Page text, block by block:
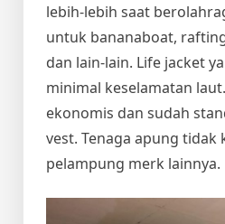
lebih-lebih saat
untuk bananaboat,
dan lain-lain. Life jacket
minimal keselamatan
ekonomis dan sudah
vest. Tenaga apung tidak
pelampung merk lainnya.